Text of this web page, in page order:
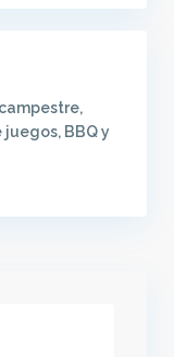
BBQ y